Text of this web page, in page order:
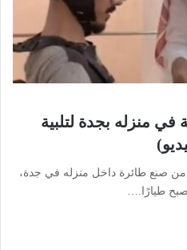
منزله بجدة لتلبية
من صنع طائرة داخل منزله في جدة،
طيارًا.…